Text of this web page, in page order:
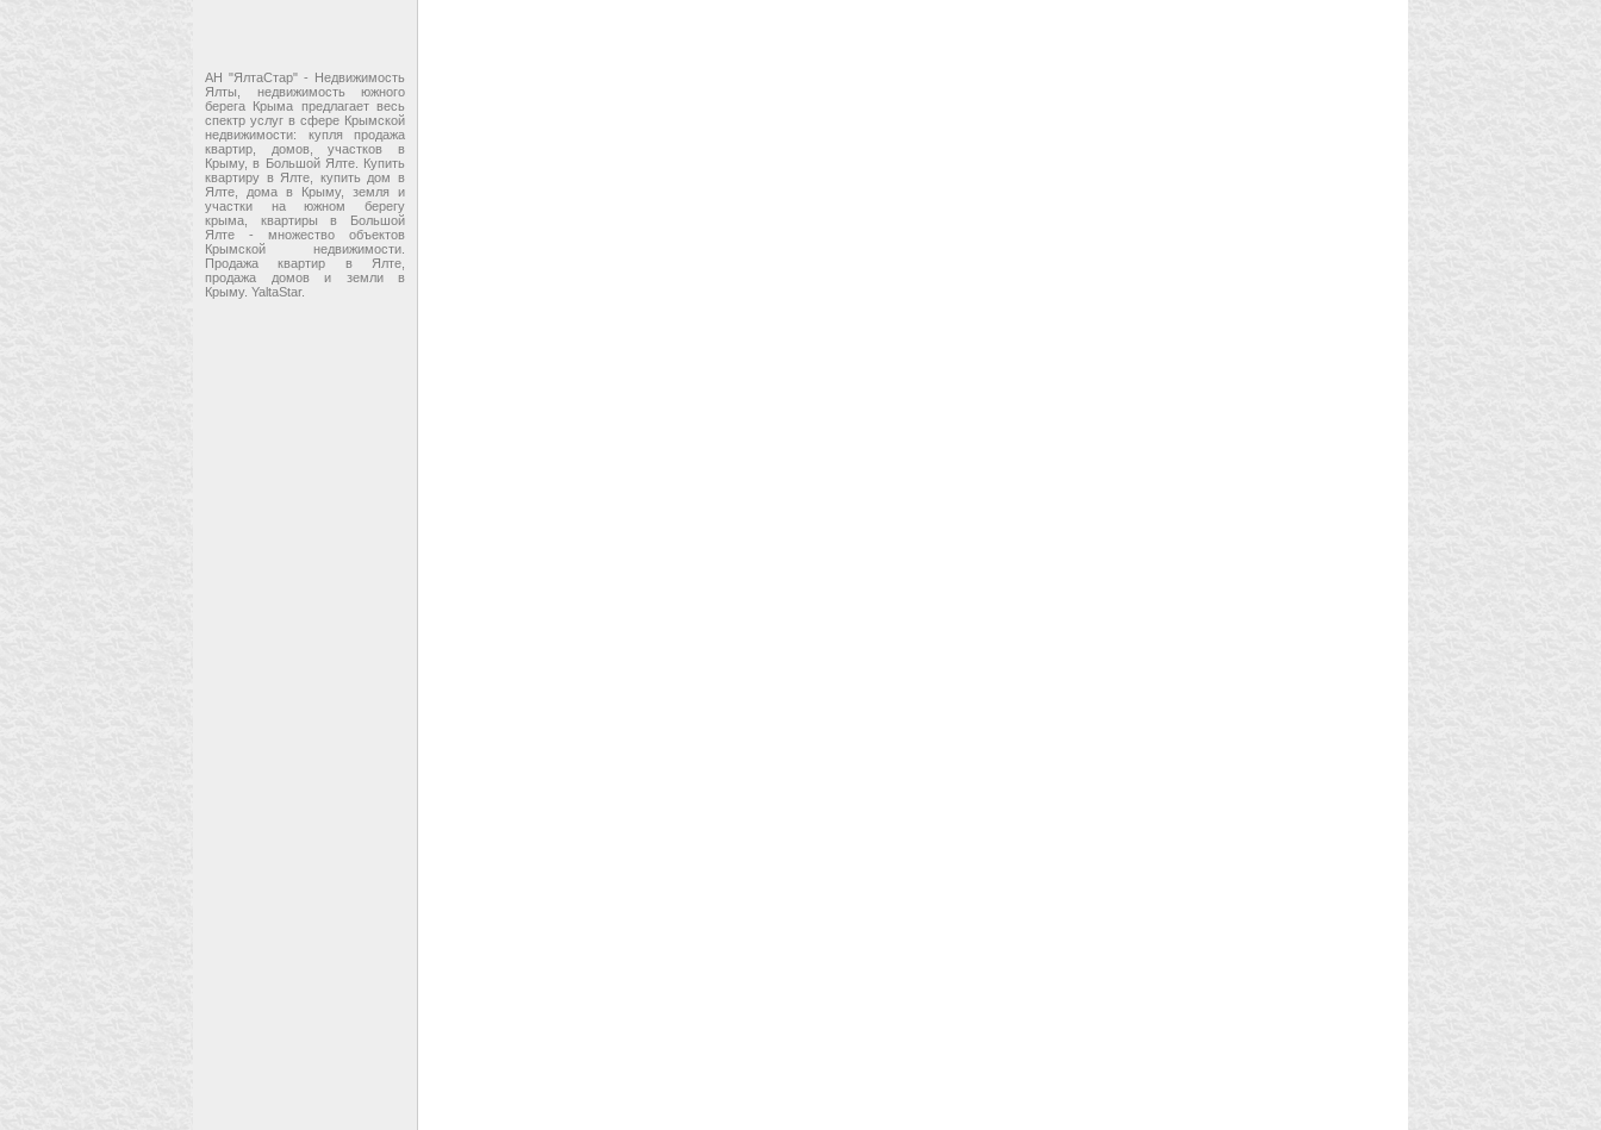
АН "ЯлтаСтар" - Недвижимость
Ялты, недвижимость южного
берега Крыма предлагает весь
спектр услуг в сфере Крымской
недвижимости: купля продажа
квартир, домов, участков в
Крыму, в Большой Ялте. Купить
квартиру в Ялте, купить дом в
Ялте, дома в Крыму, земля и
участки на южном берегу
крыма, квартиры в Большой
Ялте - множество объектов
Крымской недвижимости.
Продажа квартир в Ялте,
продажа домов и земли в
Крыму. YaltaStar.